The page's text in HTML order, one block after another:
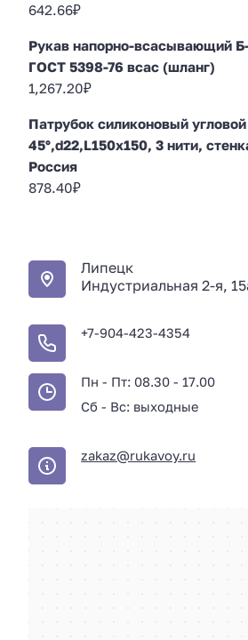
642.66₽
Рукав напорно-всасывающий
ГОСТ 5398-76 всас (шланг)
1,267.20₽
Патрубок силиконовый угловой
45°,d22,L150x150, 3 нити,
Россия
878.40₽
Липецк
Индустриальная 2-я,
+7-904-423-4354
Пн - Пт: 08.30 - 17.00
Сб - Вс: выходные
zakaz@rukavoy.ru